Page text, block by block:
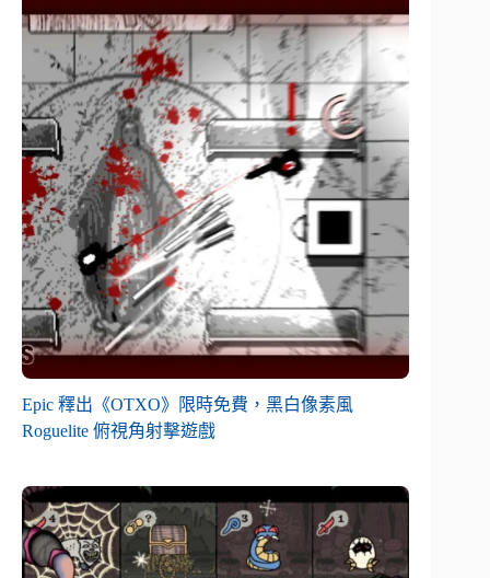
Epic 釋出《OTXO》限時免費，黑白像素風
Roguelite 俯視角射擊遊戲